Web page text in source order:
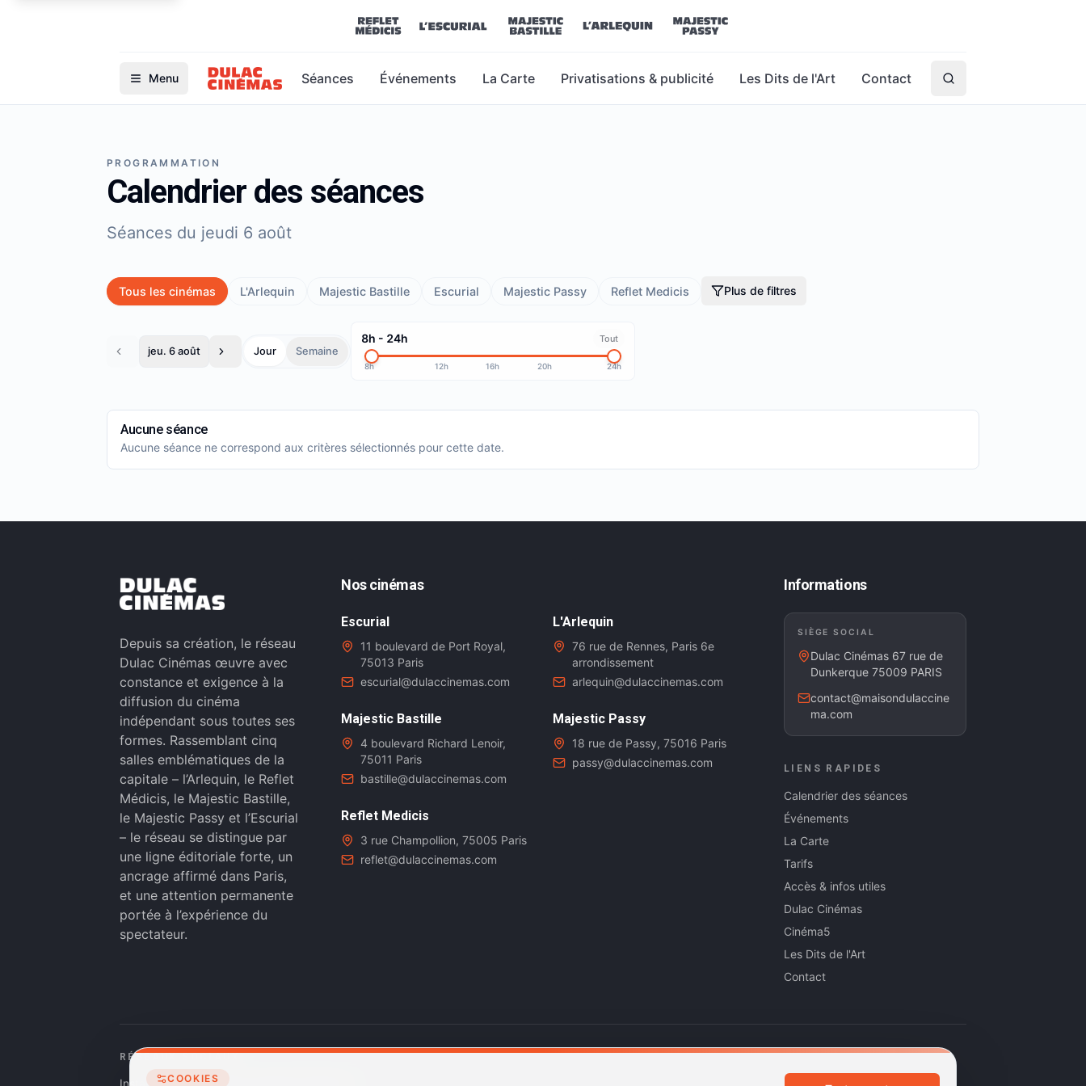
Menu Séances Événements La Carte Privatisations & publicité Les Dits de l'Art Contact
PROGRAMMATION
Calendrier des séances
Séances du jeudi 6 août
jeu. 6 août Jour Semaine
8h - 24h Tout
8h 12h 16h 20h 24h
Tous les cinémas L'Arlequin Majestic Bastille Escurial Majestic Passy Reflet Medicis Plus de filtres
Aucune séance
Aucune séance ne correspond aux critères sélectionnés pour cette date.
Depuis sa création, le réseau
Dulac Cinémas œuvre avec
constance et exigence à la
diffusion du cinéma
indépendant sous toutes ses
formes. Rassemblant cinq
salles emblématiques de la
capitale – l’Arlequin, le Reflet
Médicis, le Majestic Bastille,
le Majestic Passy et l’Escurial
– le réseau se distingue par
une ligne éditoriale forte, un
ancrage affirmé dans Paris,
et une attention permanente
portée à l’expérience du
spectateur.
Nos cinémas
Escurial
11 boulevard de Port Royal,
75013 Paris
escurial@dulaccinemas.com
L'Arlequin
76 rue de Rennes, Paris 6e
arrondissement
arlequin@dulaccinemas.com
Majestic Bastille
4 boulevard Richard Lenoir,
75011 Paris
bastille@dulaccinemas.com
Majestic Passy
18 rue de Passy, 75016 Paris
passy@dulaccinemas.com
Reflet Medicis
3 rue Champollion, 75005 Paris
reflet@dulaccinemas.com
Informations
SIÈGE SOCIAL
Dulac Cinémas 67 rue de
Dunkerque 75009 PARIS
contact@maisondulaccine
ma.com
LIENS RAPIDES
Calendrier des séances
Événements
La Carte
Tarifs
Accès & infos utiles
Dulac Cinémas
Cinéma5
Les Dits de l'Art
Contact
RÉSEAUX SOCIAUX
Instagram Facebook
COOKIES